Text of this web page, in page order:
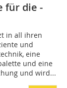
für die
in all ihren
und
eine
und eine
und wird...